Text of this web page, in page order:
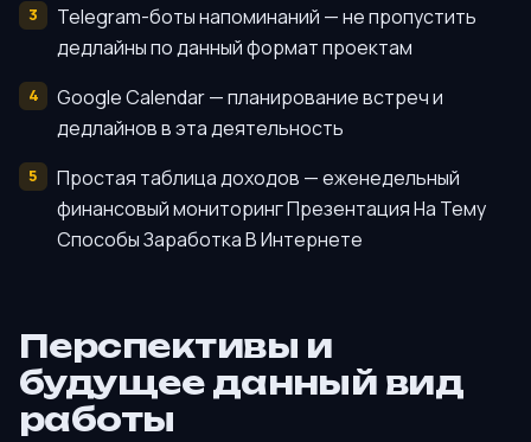
Telegram-боты напоминаний — не пропустить
дедлайны по данный формат проектам
Google Calendar — планирование встреч и
дедлайнов в эта деятельность
Простая таблица доходов — еженедельный
финансовый мониторинг Презентация На Тему
Способы Заработка В Интернете
Перспективы и
будущее данный вид
работы